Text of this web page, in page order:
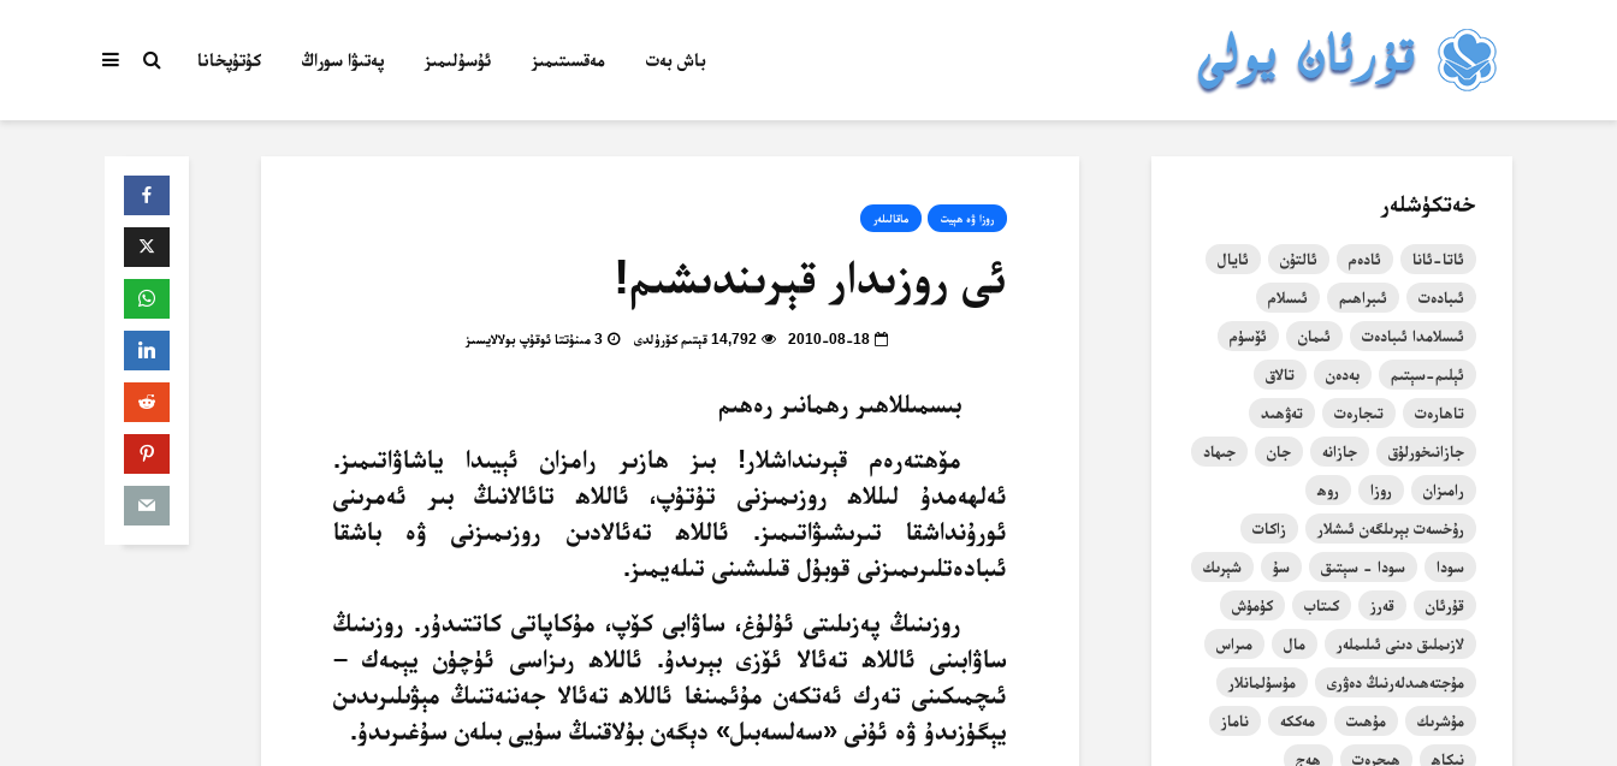
باش بەت مەقسىتىمىز ئۇسۇلىمىز پەتىۋا سوراڭ كۇتۇپخانا
روزا ۋە ھېيت ماقالىلەر
ئى روزىدار قېرىندىشىم!
2010-08-18 14,792 قېتىم كۆرۈلدى 3 مىنۇتتا ئوقۇپ بولالايسىز
بىسمىللاھىر رھمانىر رەھىم
مۆھتەرەم قېرىنداشلار! بىز ھازىر رامزان ئېيىدا ياشاۋاتىمىز.
ئەلھەمدۇ لىللاھ روزىمىزنى تۇتۇپ، ئاللاھتائالانىڭ بىر ئەمرىنى
ئورۇنداشقا تىرىشىۋاتىمىز. ئاللاھ تەئالادىن روزىمىزنى ۋە باشقا
ئىبادەتلىرىمىزنى قوبۇل قىلىشىنى تىلەيمىز.
روزىنىڭ پەزىلىتى ئۇلۇغ، ساۋابى كۆپ، مۇكاپاتى كاتتىدۇر. روزىنىڭ
ساۋابىنى ئاللاھ تەئالا ئۆزى بېرىدۇ. ئاللاھ رىزاسى ئۈچۈن يېمەك –
ئىچمىكىنى تەرك ئەتكەن مۇئمىنغا ئاللاھ تەئالا جەننەتنىڭ مېۋىلىرىدىن
يېگۈزىدۇ ۋە ئۇنى »سەلسەبىل» دېگەن بۇلاقنىڭ سۈيى بىلەن سۇغىرىدۇ.
خەتكۈشلەر
ئاتا-ئانا ئادەم ئالتۇن
ئايال
ئىبادەت
ئىبراھىم
ئىسلام
ئىسلامدا ئىبادەت
ئىمان
ئۆسۈم
ئېلىم-سېتىم
بەدەن
تالاق
تاھارەت
تىجارەت
تەۋھىد
جازانىخورلۇق
جازانە جان
جىھاد
رامىزان
روزا
روھ
رۇخسەت بېرىلگەن ئىشلار
زاكات
سودا
سودا - سېتىق سۇ
شېرىك
قۇرئان
قەرز كىتاب
كۈمۈش
لازىملىق دىنى ئىلىملەر
مال
مىراس
مۇجتەھىدلەرنىڭ دەۋرى
مۇسۇلمانلار
مۇشرىك
مۇھىت مەككە
ناماز
نىكاھ
ھىجرەت ھەج